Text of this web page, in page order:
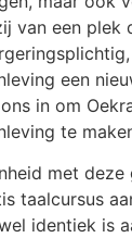
van een plek
een
in om
te
met
taalcursus
identiek is